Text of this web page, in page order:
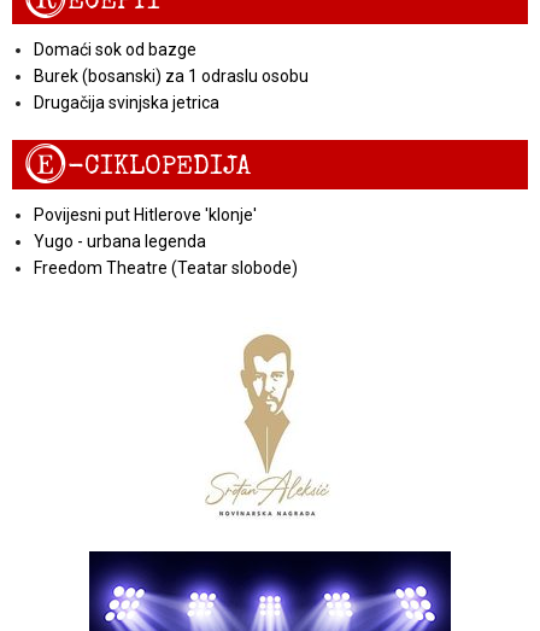
Domaći sok od bazge
Burek (bosanski) za 1 odraslu osobu
Drugačija svinjska jetrica
E-CIKLOPEDIJA
Povijesni put Hitlerove 'klonje'
Yugo - urbana legenda
Freedom Theatre (Teatar slobode)